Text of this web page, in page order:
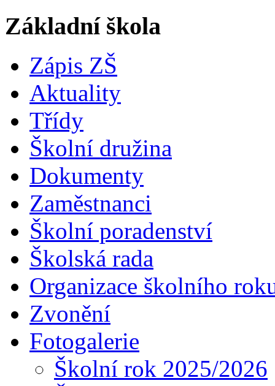
Základní škola
Zápis ZŠ
Aktuality
Třídy
Školní družina
Dokumenty
Zaměstnanci
Školní poradenství
Školská rada
Organizace školního
Zvonění
Fotogalerie
Školní rok 2025/2026